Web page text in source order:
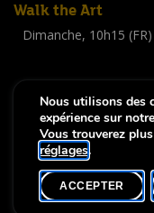
Walk the Art
Dimanche, 10h15 (FR)
Notice légale-
Copyright © 2026, Lëtzebuerg
Nous utilisons des
expérience sur
Vous trouverez
réglages.
ACCEPTER